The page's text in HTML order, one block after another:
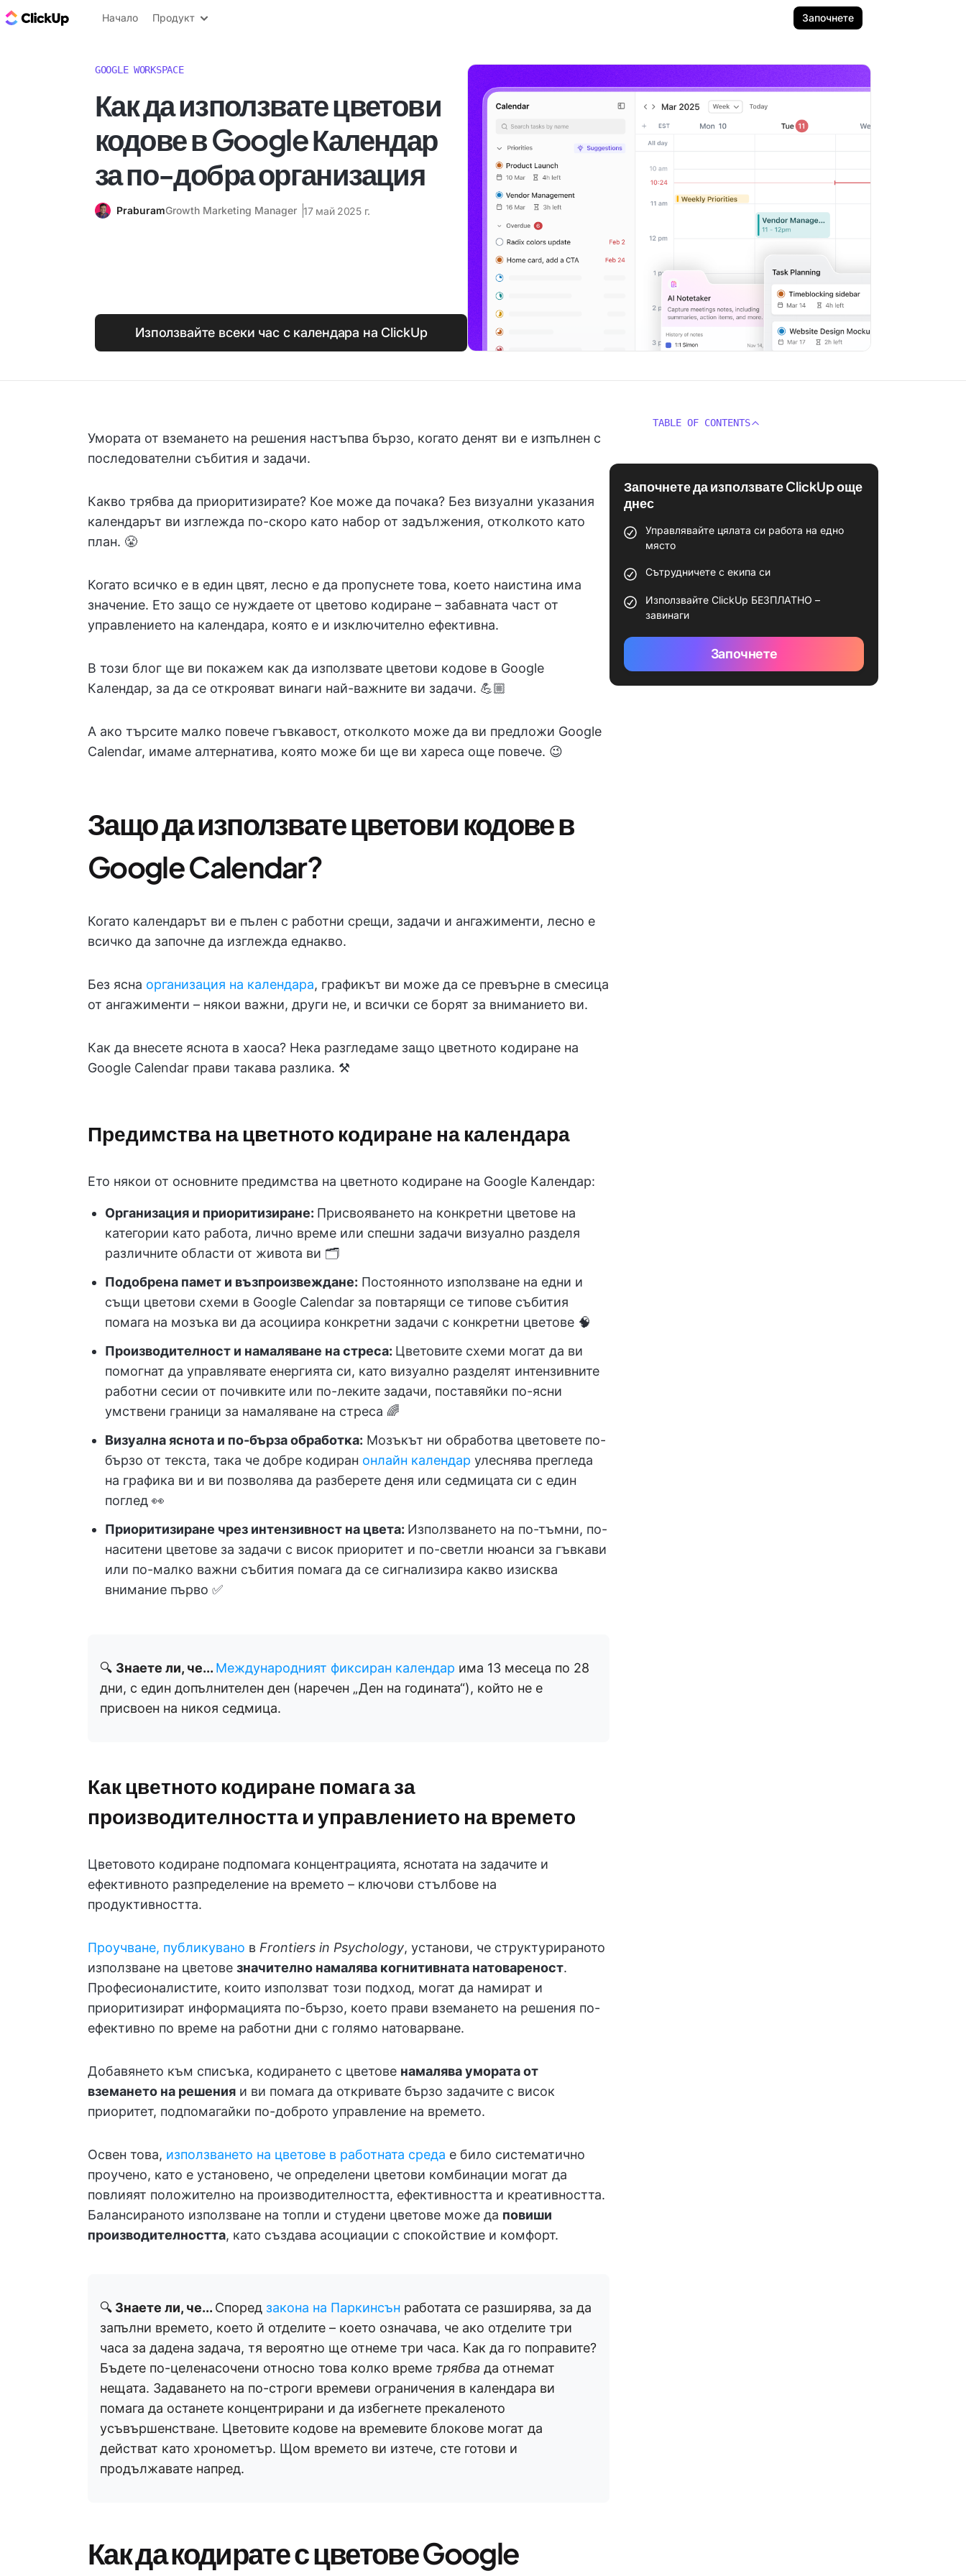
ClickUp блог
Начало Продукт Започнете
GOOGLE WORKSPACE
Как да използвате цветови
кодове в Google Календар
за по-добра организация
PraburamGrowth Marketing Manager 17 май 2025 г.
Използвайте всеки час с календара на ClickUp
Умората от вземането на решения настъпва бързо, когато денят ви е изпълнен с
последователни събития и задачи.
Какво трябва да приоритизирате? Кое може да почака? Без визуални указания
календарът ви изглежда по-скоро като набор от задължения, отколкото като
план. 😤
Когато всичко е в един цвят, лесно е да пропуснете това, което наистина има
значение. Ето защо се нуждаете от цветово кодиране – забавната част от
управлението на календара, която е и изключително ефективна.
В този блог ще ви покажем как да използвате цветови кодове в Google
Календар, за да се открояват винаги най-важните ви задачи. 💪🏼
А ако търсите малко повече гъвкавост, отколкото може да ви предложи Google
Calendar, имаме алтернатива, която може би ще ви хареса още повече. 😉
Защо да използвате цветови кодове в
Google Calendar?
Когато календарът ви е пълен с работни срещи, задачи и ангажименти, лесно е
всичко да започне да изглежда еднакво.
Без ясна организация на календара, графикът ви може да се превърне в смесица
от ангажименти – някои важни, други не, и всички се борят за вниманието ви.
Как да внесете яснота в хаоса? Нека разгледаме защо цветното кодиране на
Google Calendar прави такава разлика. ⚒️
Предимства на цветното кодиране на календара
Ето някои от основните предимства на цветното кодиране на Google Календар:
Организация и приоритизиране: Присвояването на конкретни цветове на
категории като работа, лично време или спешни задачи визуално разделя
различните области от живота ви 🗂️
Подобрена памет и възпроизвеждане: Постоянното използване на едни и
същи цветови схеми в Google Calendar за повтарящи се типове събития
помага на мозъка ви да асоциира конкретни задачи с конкретни цветове 🧠
Производителност и намаляване на стреса: Цветовите схеми могат да ви
помогнат да управлявате енергията си, като визуално разделят интензивните
работни сесии от почивките или по-леките задачи, поставяйки по-ясни
умствени граници за намаляване на стреса 🌈
Визуална яснота и по-бърза обработка: Мозъкът ни обработва цветовете по-
бързо от текста, така че добре кодиран онлайн календар улеснява прегледа
на графика ви и ви позволява да разберете деня или седмицата си с един
поглед 👀
Приоритизиране чрез интензивност на цвета: Използването на по-тъмни, по-
наситени цветове за задачи с висок приоритет и по-светли нюанси за гъвкави
или по-малко важни събития помага да се сигнализира какво изисква
внимание първо ✅
🔍 Знаете ли, че... Международният фиксиран календар има 13 месеца по 28
дни, с един допълнителен ден (наречен „Ден на годината“), който не е
присвоен на никоя седмица.
Как цветното кодиране помага за
производителността и управлението на времето
Цветовото кодиране подпомага концентрацията, яснотата на задачите и
ефективното разпределение на времето – ключови стълбове на
продуктивността.
Проучване, публикувано в Frontiers in Psychology, установи, че структурираното
използване на цветове значително намалява когнитивната натовареност.
Професионалистите, които използват този подход, могат да намират и
приоритизират информацията по-бързо, което прави вземането на решения по-
ефективно по време на работни дни с голямо натоварване.
Добавянето към списъка, кодирането с цветове намалява умората от
вземането на решения и ви помага да откривате бързо задачите с висок
приоритет, подпомагайки по-доброто управление на времето.
Освен това, използването на цветове в работната среда е било систематично
проучено, като е установено, че определени цветови комбинации могат да
повлияят положително на производителността, ефективността и креативността.
Балансираното използване на топли и студени цветове може да повиши
производителността, като създава асоциации с спокойствие и комфорт.
🔍 Знаете ли, че... Според закона на Паркинсън работата се разширява, за да
запълни времето, което й отделите – което означава, че ако отделите три
часа за дадена задача, тя вероятно ще отнеме три часа. Как да го поправите?
Бъдете по-целенасочени относно това колко време трябва да отнемат
нещата. Задаването на по-строги времеви ограничения в календара ви
помага да останете концентрирани и да избегнете прекаленото
усъвършенстване. Цветовите кодове на времевите блокове могат да
действат като хронометър. Щом времето ви изтече, сте готови и
продължавате напред.
Как да кодирате с цветове Google
TABLE OF CONTENTS
Започнете да използвате ClickUp още
днес
Управлявайте цялата си работа на едно
място
Сътрудничете с екипа си
Използвайте ClickUp БЕЗПЛАТНО –
завинаги
Започнете